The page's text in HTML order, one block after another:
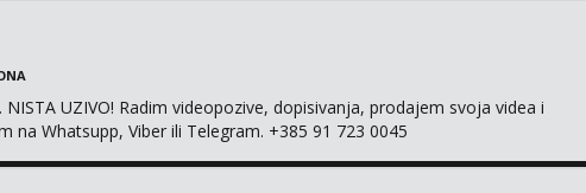
NISTA UZIVO! Radim videopozive, dopisivanja, prodajem svoja videa i
na Whatsupp, Viber ili Telegram. +385 91 723 0045